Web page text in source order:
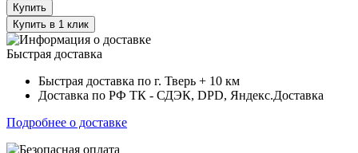
Купить
Купить в 1 клик
Быстрая доставка
Быстрая доставка по г. Тверь + 10 км
Доставка по РФ ТК - СДЭК, DPD, Яндекс.Доставка
Подробнее о доставке